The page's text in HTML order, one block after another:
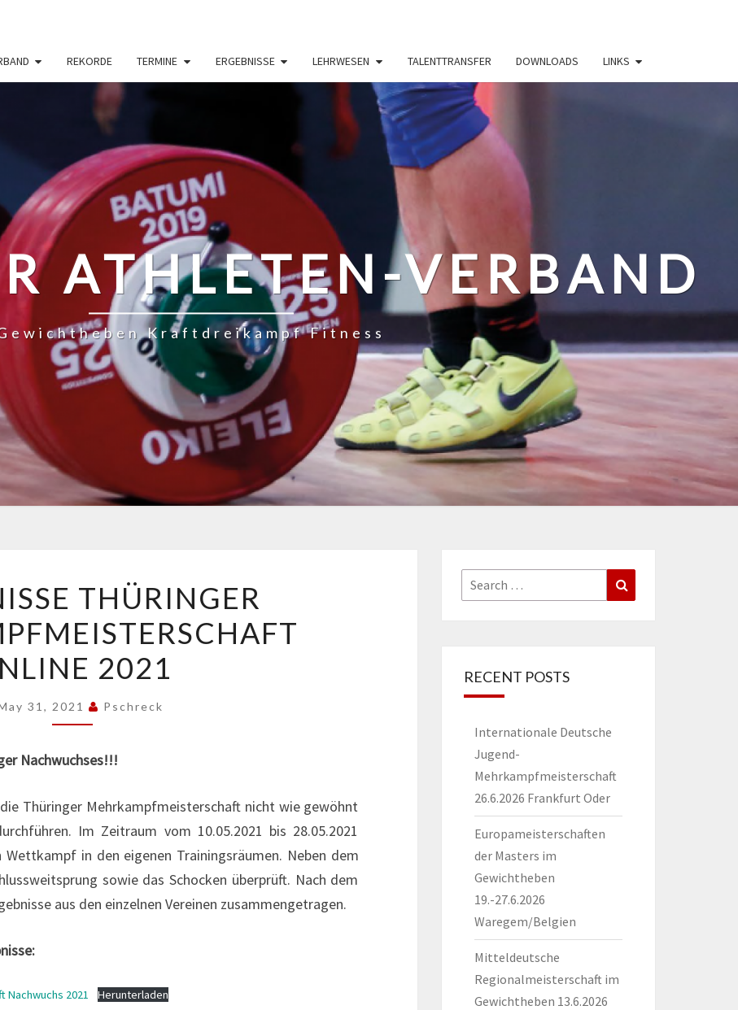
REKORDE TERMINE ERGEBNISSE LEHRWESEN TALENTTRANSFER DOWNLOADS LINKS
ATHLETEN-VERBAND
Kraftdreikampf Fitness
THÜRINGER
MEHRKAMPFMEISTERSCHAFT
ONLINE
2021
THÜRINGER
2021
31, 2021 Pschreck
Nachwuchses!!!
Thüringer Mehrkampfmeisterschaft nicht wie gewöhnt
Im Zeitraum vom 10.05.2021 bis 28.05.2021
in den eigenen Trainingsräumen. Neben dem
sowie das Schocken überprüft. Nach dem
aus den einzelnen Vereinen zusammengetragen.
2021 Herunterladen
Search
for:
RECENT POSTS
Internationale Deutsche
Jugend-
Mehrkampfmeisterschaft
26.6.2026 Frankfurt Oder
Europameisterschaften
der Masters im
Gewichtheben
19.-27.6.2026
Waregem/Belgien
Mitteldeutsche
Regionalmeisterschaft im
Gewichtheben 13.6.2026